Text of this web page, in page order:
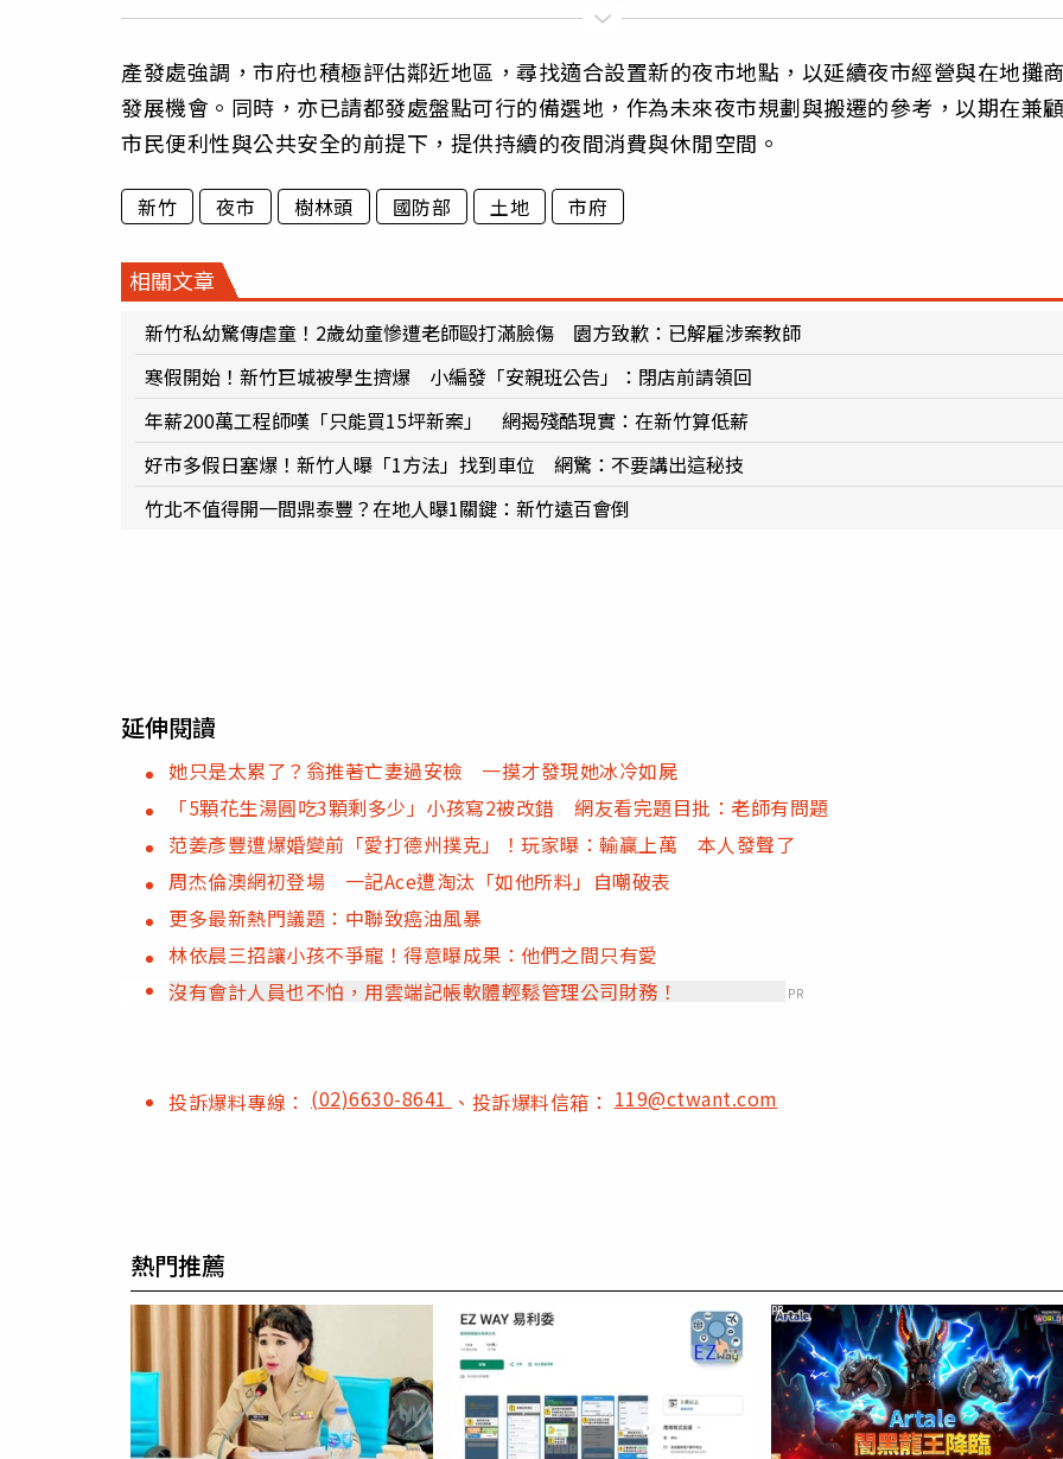
產發處強調，市府也積極評估鄰近地區，尋找適合設置新的夜市地點，以延續夜市經營與在地攤
發展機會。同時，亦已請都發處盤點可行的備選地，作為未來夜市規劃與搬遷的參考，以期在兼
市民便利性與公共安全的前提下，提供持續的夜間消費與休閒空間。
新竹 夜市 樹林頭 國防部 土地 市府
相關文章
新竹私幼驚傳虐童！2歲幼童慘遭老師毆打滿臉傷 園方致歉：已解雇涉案教師
寒假開始！新竹巨城被學生擠爆 小編發「安親班公告」：閉店前請領回
年薪200萬工程師嘆「只能買15坪新案」 網揭殘酷現實：在新竹算低薪
好市多假日塞爆！新竹人曝「1方法」找到車位 網驚：不要講出這秘技
竹北不值得開一間鼎泰豐？在地人曝1關鍵：新竹遠百會倒
延伸閱讀
她只是太累了？翁推著亡妻過安檢 一摸才發現她冰冷如屍
「5顆花生湯圓吃3顆剩多少」小孩寫2被改錯 網友看完題目批：老師有問題
范姜彥豐遭爆婚變前「愛打德州撲克」！玩家曝：輸贏上萬 本人發聲了
周杰倫澳網初登場 一記Ace遭淘汰「如他所料」自嘲破表
更多最新熱門議題：中聯致癌油風暴
林依晨三招讓小孩不爭寵！得意曝成果：他們之間只有愛
沒有會計人員也不怕，用雲端記帳軟體輕鬆管理公司財務！
PR
投訴爆料專線： (02)6630-8641 、投訴爆料信箱：119@ctwant.com
熱門推薦
PR